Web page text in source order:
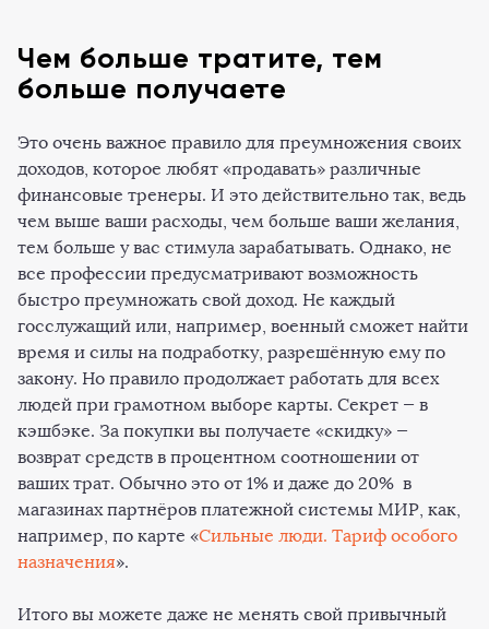
Чем больше тратите, тем
больше получаете
Это очень важное правило для преумножения своих
доходов, которое любят «продавать» различные
финансовые тренеры. И это действительно так, ведь
чем выше ваши расходы, чем больше ваши желания,
тем больше у вас стимула зарабатывать. Однако, не
все профессии предусматривают возможность
быстро преумножать свой доход. Не каждый
госслужащий или, например, военный сможет найти
время и силы на подработку, разрешённую ему по
закону. Но правило продолжает работать для всех
людей при грамотном выборе карты. Секрет — в
кэшбэке. За покупки вы получаете «скидку» —
возврат средств в процентном соотношении от
ваших трат. Обычно это от 1% и даже до 20% в
магазинах партнёров платежной системы МИР, как,
например, по карте «Сильные люди. Тариф особого
назначения».
Итого вы можете даже не менять свой привычный